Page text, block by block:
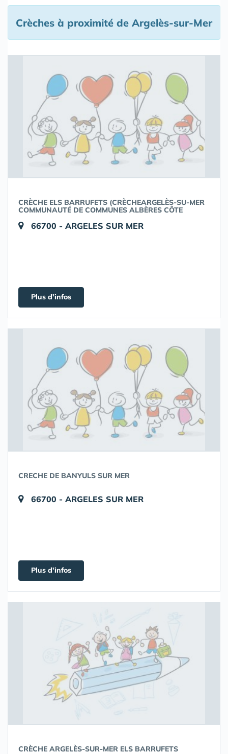
Crèches à proximité de Argelès-sur-Mer
CRÈCHE ELS BARRUFETS (CRÈCHEARGELÈS-SU-MER
COMMUNAUTÉ DE COMMUNES ALBÈRES CÔTE
66700 - ARGELES SUR MER
Plus d'infos
CRECHE DE BANYULS SUR MER
66700 - ARGELES SUR MER
Plus d'infos
CRÈCHE ARGELÈS-SUR-MER ELS BARRUFETS